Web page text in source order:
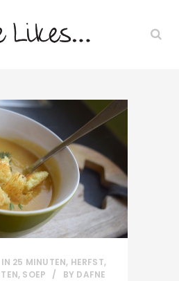
IN 25 MINUTEN, HERFST,
, SOEP BY DAFNE